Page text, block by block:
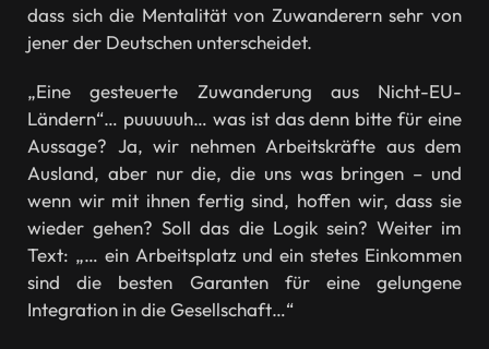
dass sich die Mentalität von Zuwanderern sehr von
jener der Deutschen unterscheidet.
„Eine gesteuerte Zuwanderung aus Nicht-EU-
Ländern“… puuuuuh… was ist das denn bitte für eine
Aussage? Ja, wir nehmen Arbeitskräfte aus dem
Ausland, aber nur die, die uns was bringen – und
wenn wir mit ihnen fertig sind, hoffen wir, dass sie
wieder gehen? Soll das die Logik sein? Weiter im
Text: „… ein Arbeitsplatz und ein stetes Einkommen
sind die besten Garanten für eine gelungene
Integration in die Gesellschaft…“